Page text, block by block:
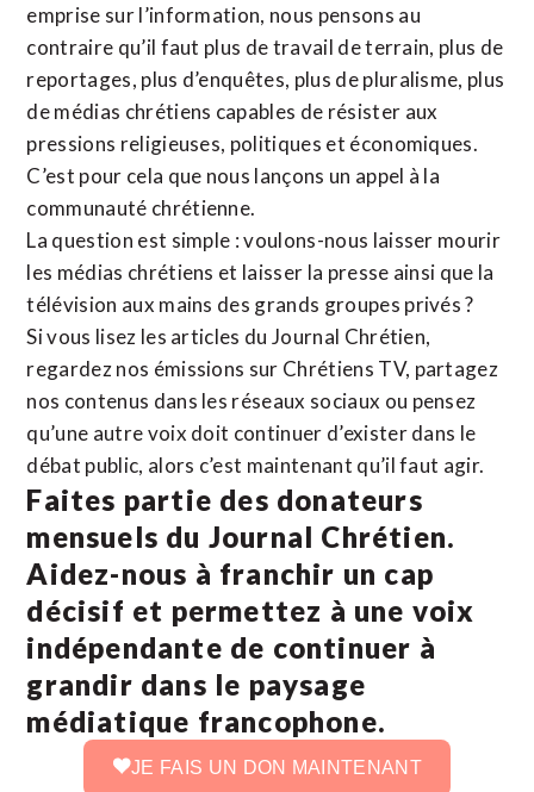
emprise sur l’information, nous pensons au
contraire qu’il faut plus de travail de terrain, plus de
reportages, plus d’enquêtes, plus de pluralisme, plus
de médias chrétiens capables de résister aux
pressions religieuses, politiques et économiques.
C’est pour cela que nous lançons un appel à la
communauté chrétienne.
La question est simple : voulons-nous laisser mourir
les médias chrétiens et laisser la presse ainsi que la
télévision aux mains des grands groupes privés ?
Si vous lisez les articles du Journal Chrétien,
regardez nos émissions sur Chrétiens TV, partagez
nos contenus dans les réseaux sociaux ou pensez
qu’une autre voix doit continuer d’exister dans le
débat public, alors c’est maintenant qu’il faut agir.
Faites partie des donateurs
mensuels du Journal Chrétien.
Aidez-nous à franchir un cap
décisif et permettez à une voix
indépendante de continuer à
grandir dans le paysage
médiatique francophone.
JE FAIS UN DON MAINTENANT